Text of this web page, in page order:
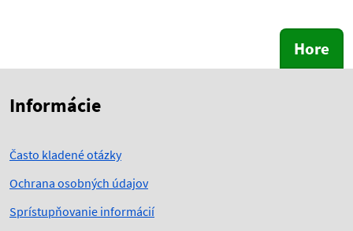
Hore
Informácie
Často kladené otázky
Ochrana osobných údajov
Sprístupňovanie informácií